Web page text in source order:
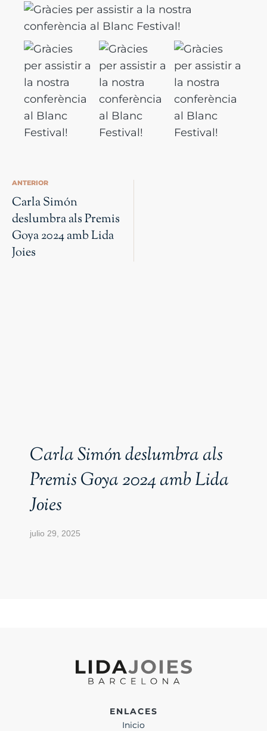
ANTERIOR
Carla Simón
deslumbra als Premis
Goya 2024 amb Lida
Joies
Carla Simón deslumbra als
Premis Goya 2024 amb Lida
Joies
julio 29, 2025
ENLACES
Inicio